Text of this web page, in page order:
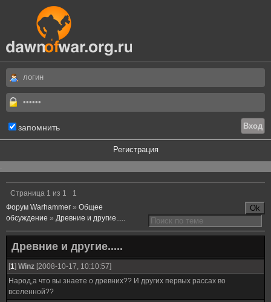
запомнить
Регистрация
.
Страница 1 из 1
1
Форум Warhammer » Общее
обсуждение » Древние и другие.....
Древние и другие.....
[1] Winz [2008-10-17, 10:10:57]
Народ,а что вы знаете о древних?? И других первых рассах во
вселенной??